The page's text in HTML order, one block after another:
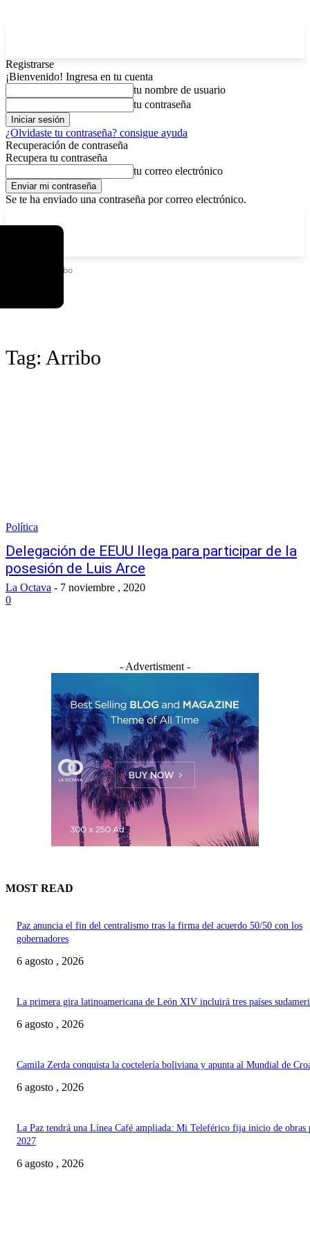
Registrarse
¡Bienvenido! Ingresa en tu cuenta
tu nombre de usuario
tu contraseña
¿Olvidaste tu contraseña? consigue ayuda
Recuperación de contraseña
Recupera tu contraseña
tu correo electrónico
Se te ha enviado una contraseña por correo electrónico.
Arribo
Tag: Arribo
Política
Delegación de EEUU llega para participar de la
posesión de Luis Arce
La Octava - 7 noviembre , 2020
0
- Advertisment -
MOST READ
Paz anuncia el fin del centralismo tras la firma del acuerdo 50/50 con los
gobernadores
6 agosto , 2026
La primera gira latinoamericana de León XIV incluirá tres países
6 agosto , 2026
Camila Zerda conquista la coctelería boliviana y apunta al Mundial de
6 agosto , 2026
La Paz tendrá una Línea Café ampliada: Mi Teleférico fija inicio de obras
2027
6 agosto , 2026